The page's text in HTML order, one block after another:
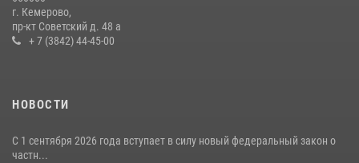
гипермаркета товары на 13 тысяч рублей (ВИДЕО)
16 июля 2026, 06:43
г. Кемерово,
пр-кт Советский д. 48 а
+ 7 (3842) 44-45-00
НОВОСТИ
С 1 сентября 2026 года вступает в силу новый федеральный закон о
частн...